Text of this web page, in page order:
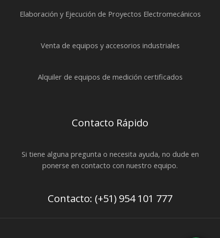
Elaboración y Ejecución de Proyectos Electromecánicos
Venta de equipos y accesorios industriales
Alquiler de equipos de medición certificados
Contacto Rápido
Si tiene alguna pregunta o necesita ayuda, no dude en
ponerse en contacto con nuestro equipo.
Contacto: (+51) 954 101 777